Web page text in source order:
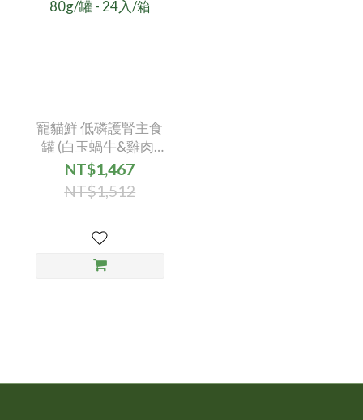
寵貓鮮 低磷護腎主食
罐 (白玉蝸牛&雞肉)
80g/罐 - 24入/箱
NT$1,467
NT$1,512